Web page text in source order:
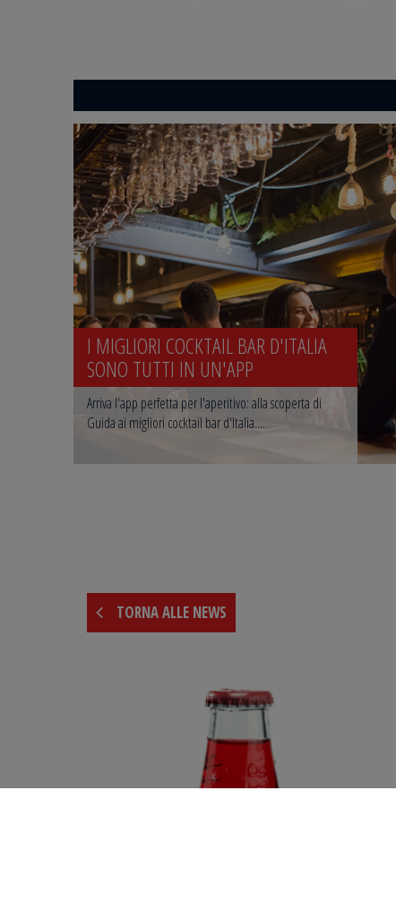
I MIGLIORI COCKTAIL BAR D'ITALIA
SONO TUTTI IN UN'APP
Arriva l'app perfetta per l'aperitivo: alla scoperta di
Guida ai migliori cocktail bar d'Italia....
TORNA ALLE NEWS